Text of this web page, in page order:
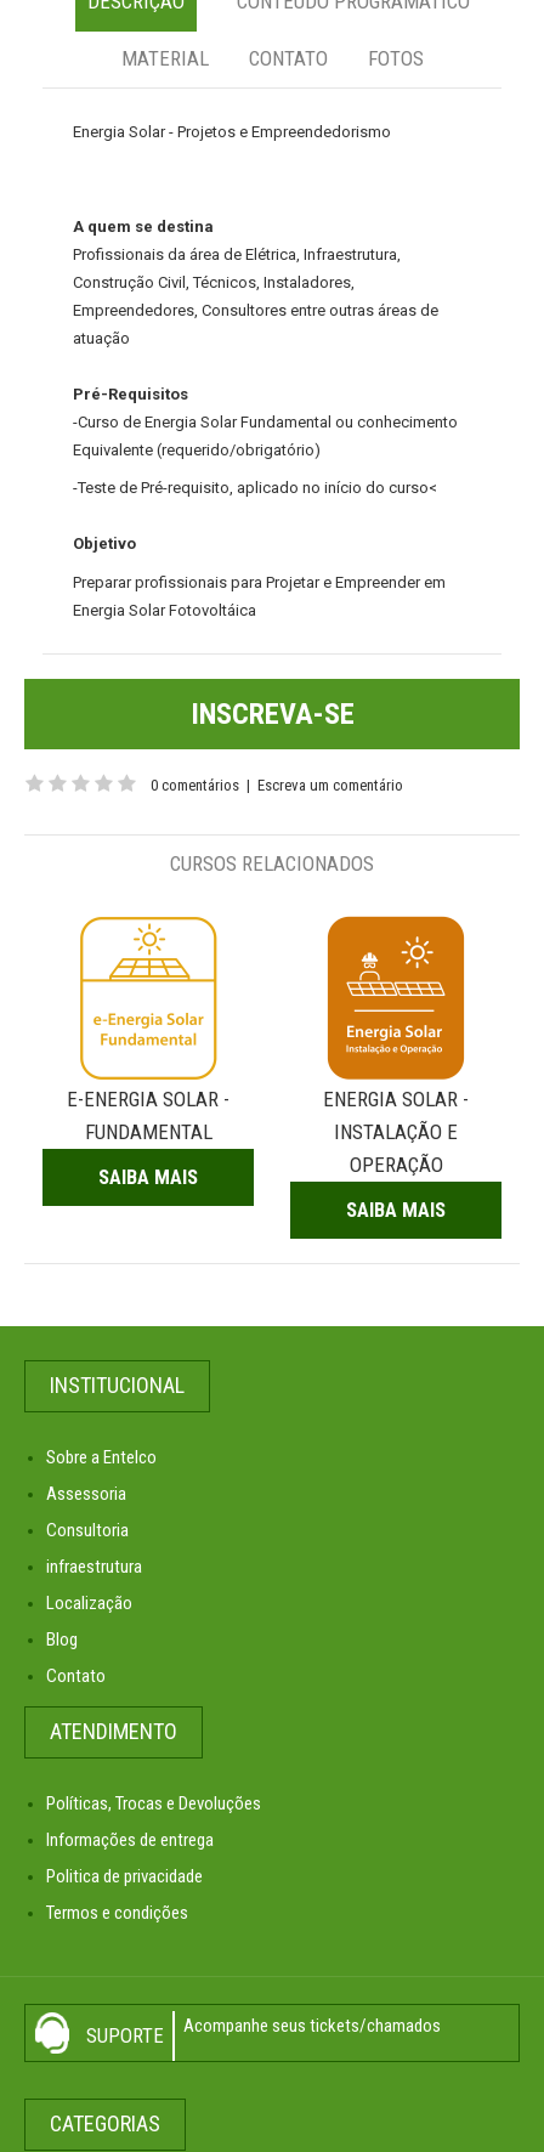
MATERIAL CONTATO FOTOS
Energia Solar - Projetos e Empreendedorismo
A quem se destina
Profissionais da área de Elétrica, Infraestrutura,
Construção Civil, Técnicos, Instaladores,
Empreendedores, Consultores entre outras áreas de
atuação
Pré-Requisitos
-Curso de Energia Solar Fundamental ou conhecimento
Equivalente (requerido/obrigatório)
-Teste de Pré-requisito, aplicado no início do curso<
Objetivo
Preparar profissionais para Projetar e Empreender em
Energia Solar Fotovoltáica
INSCREVA-SE
0 comentários | Escreva um comentário
CURSOS RELACIONADOS
E-ENERGIA SOLAR -
FUNDAMENTAL
SAIBA MAIS
ENERGIA SOLAR -
INSTALAÇÃO E
OPERAÇÃO
SAIBA MAIS
INSTITUCIONAL
Sobre a Entelco
Assessoria
Consultoria
infraestrutura
Localização
Blog
Contato
ATENDIMENTO
Políticas, Trocas e Devoluções
Informações de entrega
Politica de privacidade
Termos e condições
SUPORTE Acompanhe seus tickets/chamados
CATEGORIAS